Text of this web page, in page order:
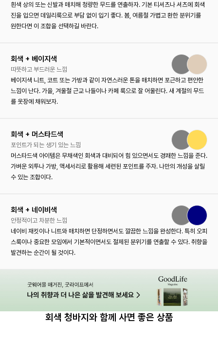
흰색 상의 또는 신발과 매치해 청량한 무드를 연출하자. 기본 티셔츠나 셔츠에 회색
진을 입으면 데일리룩으로 부담 없이 입기 좋다. 봄, 여름철 가볍고 환한 분위기를
원한다면 이 조합을 선택하길 바란다.
회색 + 베이지색
따뜻하고 부드러운 느낌
베이지색 니트, 코트 또는 가방과 같이 자연스러운 톤을 매치하면 포근하고 편안한
느낌이 난다. 가을, 겨울철 근교 나들이나 카페 룩으로 잘 어울린다. 새 계절의 무드
를 옷장에 채워보자.
회색 + 머스타드색
포인트가 되는 생기 있는 느낌
머스타드색 아이템은 무채색인 회색과 대비되어 힘 있으면서도 경쾌한 느낌을 준다.
가벼운 외투나 가방, 액세서리로 활용해 세련된 포인트를 주자. 나만의 개성을 살릴
수 있는 조합이다.
회색 + 네이비색
안정적이고 차분한 느낌
네이비 재킷이나 니트와 매치하면 단정하면서도 깔끔한 느낌을 완성한다. 특히 오피
스룩이나 중요한 모임에서 기본적이면서도 절제된 분위기를 연출할 수 있다. 취향을
발견하는 순간이 될 것이다.
회색 청바지와 함께 사면 좋은 상품